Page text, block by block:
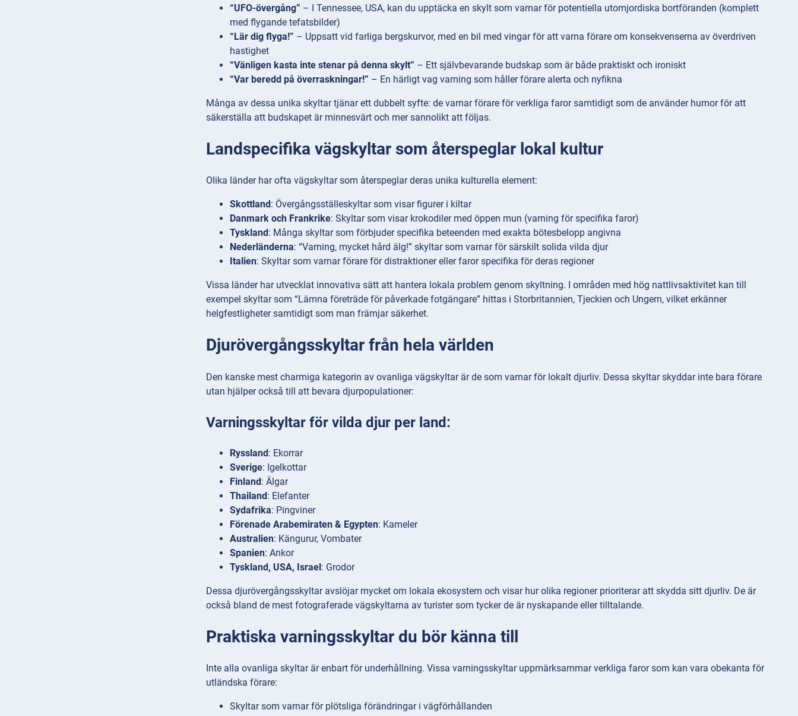
“UFO-övergång” – I Tennessee, USA, kan du upptäcka en skylt som varnar för potentiella utomjordiska bortföranden (komplett
med flygande tefatsbilder)
“Lär dig flyga!” – Uppsatt vid farliga bergskurvor, med en bil med vingar för att varna förare om konsekvenserna av överdriven
hastighet
“Vänligen kasta inte stenar på denna skylt” – Ett självbevarande budskap som är både praktiskt och ironiskt
“Var beredd på överraskningar!” – En härligt vag varning som håller förare alerta och nyfikna
Många av dessa unika skyltar tjänar ett dubbelt syfte: de varnar förare för verkliga faror samtidigt som de använder humor för att
säkerställa att budskapet är minnesvärt och mer sannolikt att följas.
Landspecifika vägskyltar som återspeglar lokal kultur
Olika länder har ofta vägskyltar som återspeglar deras unika kulturella element:
Skottland : Övergångsställeskyltar som visar figurer i kiltar
Danmark och Frankrike: Skyltar som visar krokodiler med öppen mun (varning för specifika faror)
Tyskland : Många skyltar som förbjuder specifika beteenden med exakta bötesbelopp angivna
Nederländerna: “Varning, mycket hård älg!” skyltar som varnar för särskilt solida vilda djur
Italien: Skyltar som varnar förare för distraktioner eller faror specifika för deras regioner
Vissa länder har utvecklat innovativa sätt att hantera lokala problem genom skyltning. I områden med hög nattlivsaktivitet kan till
exempel skyltar som “Lämna företräde för påverkade fotgängare” hittas i Storbritannien, Tjeckien och Ungern, vilket erkänner
helgfestligheter samtidigt som man främjar säkerhet.
Djurövergångsskyltar från hela världen
Den kanske mest charmiga kategorin av ovanliga vägskyltar är de som varnar för lokalt djurliv. Dessa skyltar skyddar inte bara förare
utan hjälper också till att bevara djurpopulationer:
Varningsskyltar för vilda djur per land:
Ryssland: Ekorrar
Sverige: Igelkottar
Finland: Älgar
Thailand: Elefanter
Sydafrika: Pingviner
Förenade Arabemiraten & Egypten: Kameler
Australien: Kängurur, Vombater
Spanien: Ankor
Tyskland, USA, Israel: Grodor
Dessa djurövergångsskyltar avslöjar mycket om lokala ekosystem och visar hur olika regioner prioriterar att skydda sitt djurliv. De är
också bland de mest fotograferade vägskyltarna av turister som tycker de är nyskapande eller tilltalande.
Praktiska varningsskyltar du bör känna till
Inte alla ovanliga skyltar är enbart för underhållning. Vissa varningsskyltar uppmärksammar verkliga faror som kan vara obekanta för
utländska förare:
Skyltar som varnar för plötsliga förändringar i vägförhållanden